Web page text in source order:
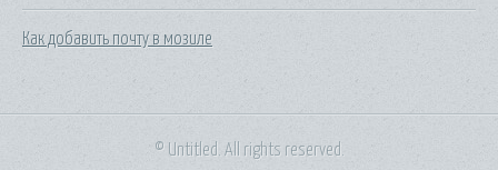
Как добавить почту в мозиле
© Untitled. All rights reserved.